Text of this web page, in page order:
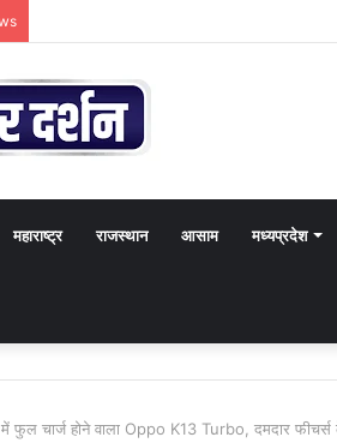
महाराष्ट्र राजस्थान आसाम मध्यप्रदेश
में फुल चार्ज होने वाला Oppo K13 Turbo, दमदार